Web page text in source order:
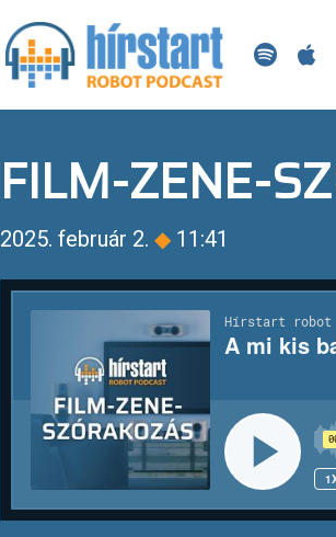
FILM-ZENE-
2025. február 2. ◆ 11:41